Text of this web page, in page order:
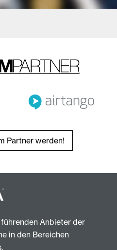
Partner werden!
Anbieter der
in den Bereichen